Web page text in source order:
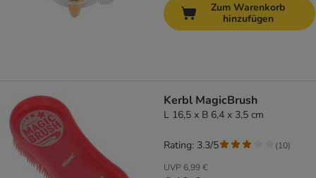
Zum Warenkorb
hinzufügen
Kerbl MagicBrush
L 16,5 x B 6,4 x 3,5 cm
UVP 6,99 €
Rating: 3.3/5 (10)